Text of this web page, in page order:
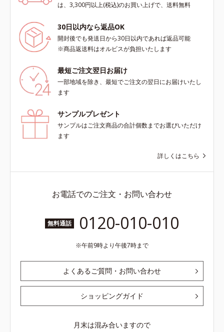
は、3,300円以上(税込)のお買い上げで、送料無料
30日以内なら返品OK
開封後でも発送日から30日以内であれば返品可能
※商品返送料はオルビスが負担いたします
最短ご注文翌日お届け
一部地域を除き、最短でご注文の翌日にお届けいたし
ます
サンプルプレゼント
サンプルはご注文商品の合計個数までお選びいただけ
ます
詳しくはこちら
お電話でのご注文・お問い合わせ
無料通話 0120-010-010
午前9時より午後7時まで
よくあるご質問・お問い合わせ
ショッピングガイド
月末は混み合いますので